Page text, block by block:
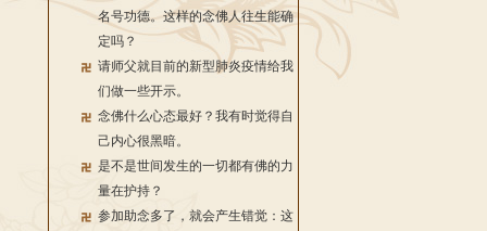
名号功德。这样的念佛人往生能确
定吗？
请师父就目前的新型肺炎疫情给我
们做一些开示。
念佛什么心态最好？我有时觉得自
己内心很黑暗。
是不是世间发生的一切都有佛的力
量在护持？
参加助念多了，就会产生错觉：这